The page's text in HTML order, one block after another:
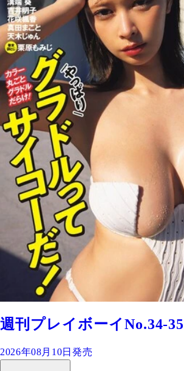
週刊プレイボーイNo.34-35
2026年08月10日発売